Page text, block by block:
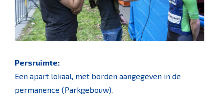
Persruimte:
Een apart lokaal, met borden aangegeven in de
permanence (Parkgebouw).